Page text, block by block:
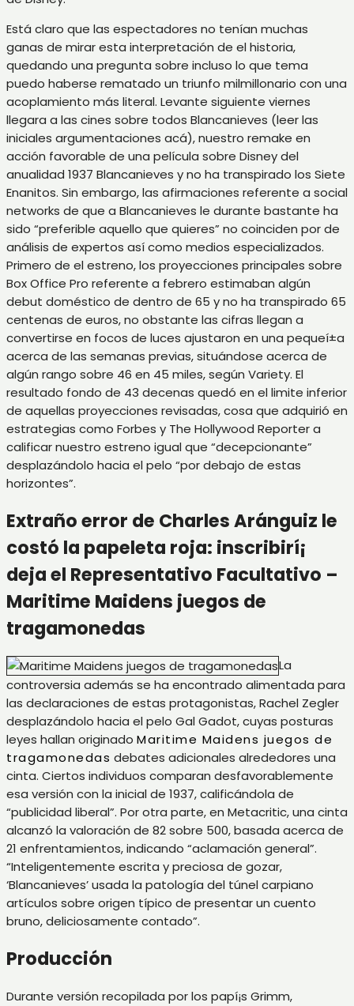
Está claro que las espectadores no tenían muchas
ganas de mirar esta interpretación de el historia,
quedando una pregunta sobre incluso lo que tema
puedo haberse rematado un triunfo milmillonario con una
acoplamiento más literal. Levante siguiente viernes
llegara a las cines sobre todos Blancanieves (leer las
iniciales argumentaciones acá), nuestro remake en
acción favorable de una película sobre Disney del
anualidad 1937 Blancanieves y no ha transpirado los Siete
Enanitos. Sin embargo, las afirmaciones referente a social
networks de que a Blancanieves le durante bastante ha
sido “preferible aquello que quieres” no coinciden por de
análisis de expertos así­ como medios especializados.
Primero de el estreno, los proyecciones principales sobre
Box Office Pro referente a febrero estimaban algún
debut doméstico de dentro de 65 y no ha transpirado 65
centenas de euros, no obstante las cifras llegan a
convertirse en focos de luces ajustaron en una pequeí±a
acerca de las semanas previas, situándose acerca de
algún rango sobre 46 en 45 miles, según Variety. El
resultado fondo de 43 decenas quedó en el limite inferior
de aquellas proyecciones revisadas, cosa que adquirió en
estrategias como Forbes y The Hollywood Reporter a
calificar nuestro estreno igual que “decepcionante”
desplazándolo hacia el pelo “por debajo de estas
horizontes”.
Extraño error de Charles Aránguiz le
costó la papeleta roja: inscribirí¡
deja el Representativo Facultativo –
Maritime Maidens juegos de
tragamonedas
La
controversia además se ha encontrado alimentada para
las declaraciones de estas protagonistas, Rachel Zegler
desplazándolo hacia el pelo Gal Gadot, cuyas posturas
leyes hallan originado Maritime Maidens juegos de
tragamonedas debates adicionales alrededores una
cinta. Ciertos individuos comparan desfavorablemente
esa versión con la inicial de 1937, calificándola de
“publicidad liberal”. Por otra parte, en Metacritic, una cinta
alcanzó la valoración de 82 sobre 500, basada acerca de
21 enfrentamientos, indicando “aclamación general”.
“Inteligentemente escrita y preciosa de gozar,
‘Blancanieves’ usada la patologí­a del túnel carpiano
artículos sobre origen típico de presentar un cuento
bruno, deliciosamente contado”.
Producción
Durante versión recopilada por los papí¡s Grimm,